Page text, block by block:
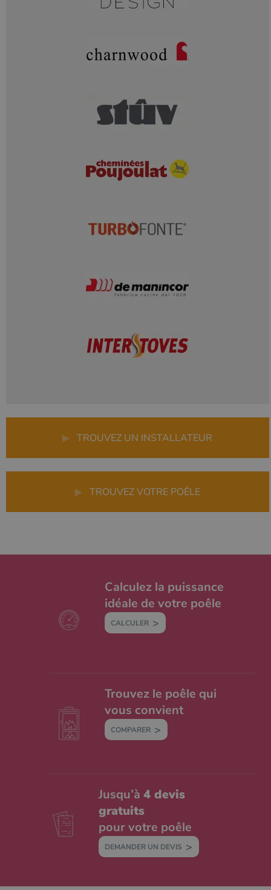
▶ TROUVEZ UN INSTALLATEUR
▶ TROUVEZ VOTRE POÊLE
Calculez la puissance
idéale de votre poêle
CALCULER
Trouvez le poêle qui
vous convient
COMPARER
Jusqu’à4 devis
gratuits
pour votre poêle
DEMANDER UN DEVIS